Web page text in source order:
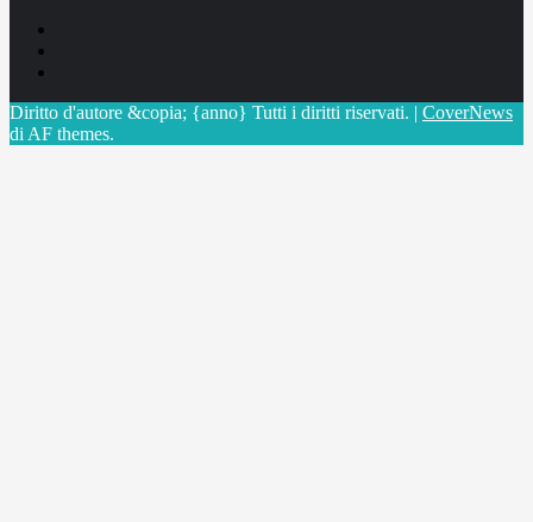
Diritto d'autore &copia; {anno} Tutti i diritti riservati. | CoverNews
di AF themes.